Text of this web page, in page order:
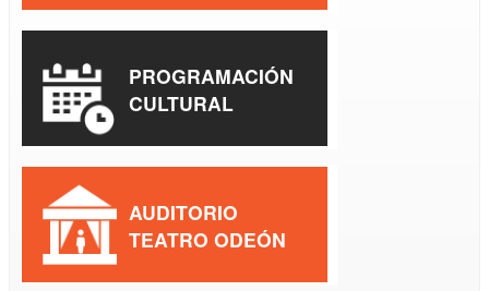
PROGRAMACIÓN
CULTURAL
AUDITORIO
TEATRO ODEÓN